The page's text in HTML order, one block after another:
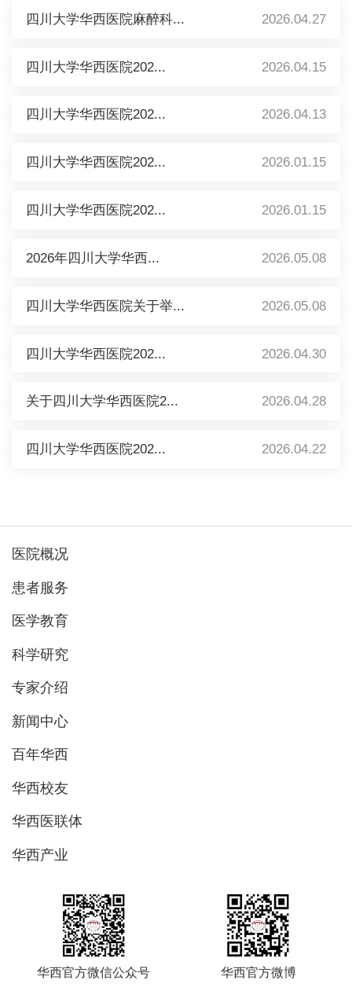
四川大学华西医院麻醉科... 2026.04.27
四川大学华西医院202... 2026.04.15
四川大学华西医院202... 2026.04.13
四川大学华西医院202... 2026.01.15
四川大学华西医院202... 2026.01.15
2026年四川大学华西... 2026.05.08
四川大学华西医院关于举... 2026.05.08
四川大学华西医院202... 2026.04.30
关于四川大学华西医院2... 2026.04.28
四川大学华西医院202... 2026.04.22
医院概况
患者服务
医学教育
科学研究
专家介绍
新闻中心
百年华西
华西校友
华西医联体
华西产业
华西官方微信公众号 华西官方微博